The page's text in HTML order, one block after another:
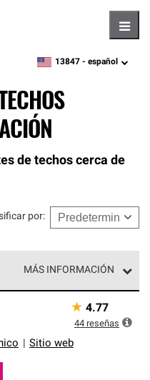
zipcode,language
13847 - español
de techos cerca de
por:
MÁS INFORMACIÓN
de nuestra red
estrictos de
destreza incomparable.
mejor garantía de
Sitio web
★ 4.77
44 reseñas